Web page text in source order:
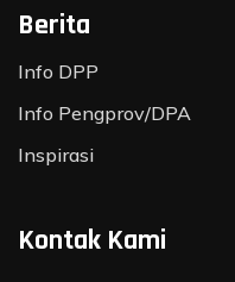
Berita
Info DPP
Info Pengprov/DPA
Inspirasi
Kontak Kami